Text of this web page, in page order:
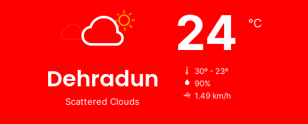
Dehradun
Scattered Clouds
24 ℃
30º - 23º
90%
1.49 km/h